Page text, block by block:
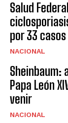
Salud
por 33
NACIONAL
Sheinbaum:
Papa León
venir
NACIONAL